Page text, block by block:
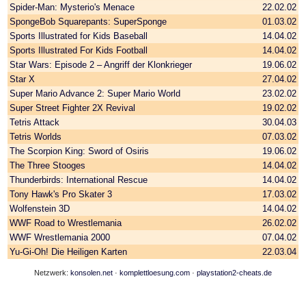
Spider-Man: Mysterio's Menace
22.02.02
SpongeBob Squarepants: SuperSponge
01.03.02
Sports Illustrated for Kids Baseball
14.04.02
Sports Illustrated For Kids Football
14.04.02
Star Wars: Episode 2 – Angriff der Klonkrieger
19.06.02
Star X
27.04.02
Super Mario Advance 2: Super Mario World
23.02.02
Super Street Fighter 2X Revival
19.02.02
Tetris Attack
30.04.03
Tetris Worlds
07.03.02
The Scorpion King: Sword of Osiris
19.06.02
The Three Stooges
14.04.02
Thunderbirds: International Rescue
14.04.02
Tony Hawk's Pro Skater 3
17.03.02
Wolfenstein 3D
14.04.02
WWF Road to Wrestlemania
26.02.02
WWF Wrestlemania 2000
07.04.02
Yu-Gi-Oh! Die Heiligen Karten
22.03.04
Netzwerk: konsolen.net · komplettloesung.com · playstation2-cheats.de